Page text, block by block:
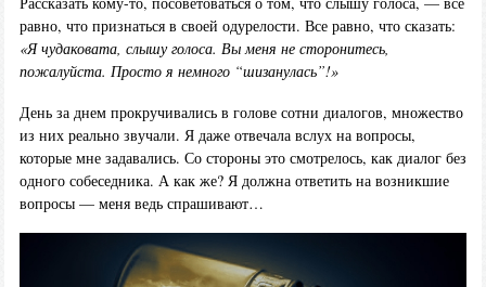
равно, что признаться в своей одурелости. Все равно, что сказать:
«Я чудаковата, слышу голоса. Вы меня не сторонитесь,
пожалуйста. Просто я немного “шизанулась”!»
День за днем прокручивались в голове сотни диалогов, множество
из них реально звучали. Я даже отвечала вслух на вопросы,
которые мне задавались. Со стороны это смотрелось, как диалог без
одного собеседника. А как же? Я должна ответить на возникшие
вопросы — меня ведь спрашивают…